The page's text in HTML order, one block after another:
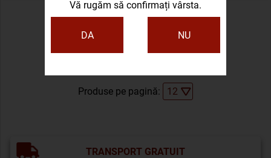
Vă rugăm să confirmați vârsta.
DA NU
Ordonare după:
Produse pe pagină:
TRANSPORT GRATUIT